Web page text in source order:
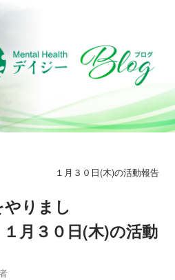
た １月３０日(木)の活動報告
りまし
日(木)の活動